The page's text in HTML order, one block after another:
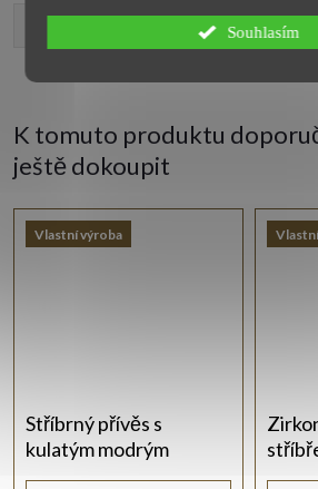
Souhlasím
K tomuto produktu
ještě dokoupit
Vlastní výroba
Stříbrný přívěs s
kulatým modrým
zirkonem